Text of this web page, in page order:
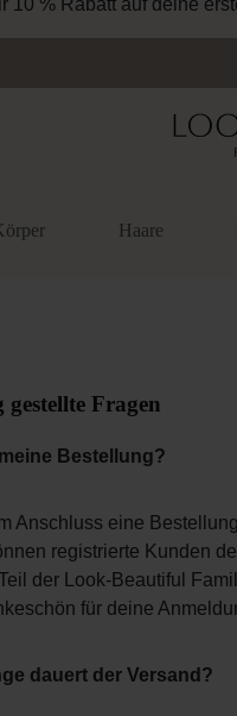
10 % Rabatt auf deine
Haare
Fragen
Bestellung?
Anschluss eine
registrierte Kunden
der Look-Beautiful
für deine
dauert der Versand?